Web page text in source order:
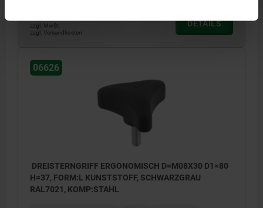
zzgl. MwSt.
zzgl. Versandkosten
DETAILS
06626
DREISTERNGRIFF ERGONOMISCH D=M08X30 D1=80
H=37, FORM:L KUNSTSTOFF, SCHWARZGRAU
RAL7021, KOMP:STAHL